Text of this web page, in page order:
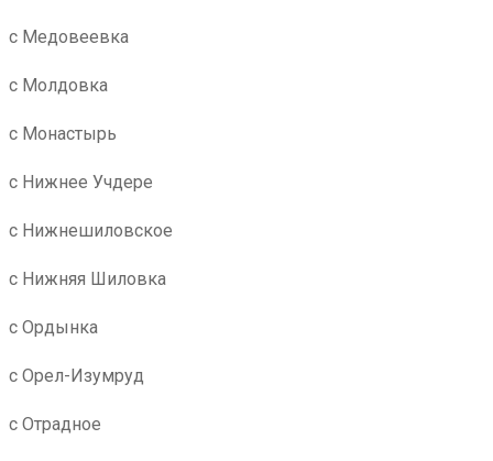
с Медовеевка
с Молдовка
с Монастырь
с Нижнее Учдере
с Нижнешиловское
с Нижняя Шиловка
с Ордынка
с Орел-Изумруд
с Отрадное